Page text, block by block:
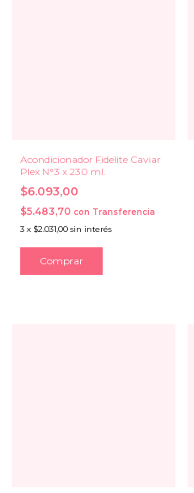
Acondicionador Fidelite Caviar
Plex N°3 x 230 ml.
$6.093,00
$5.483,70 con Transferencia
3 x $2.031,00 sin interés